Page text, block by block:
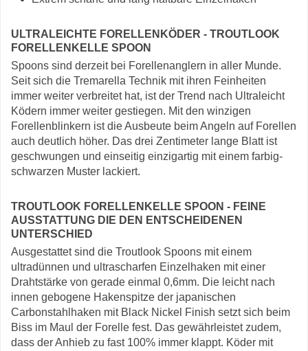
ULTRALEICHTE FORELLENKÖDER - TROUTLOOK
FORELLENKELLE SPOON
Spoons sind derzeit bei Forellenanglern in aller Munde.
Seit sich die Tremarella Technik mit ihren Feinheiten
immer weiter verbreitet hat, ist der Trend nach Ultraleicht
Ködern immer weiter gestiegen. Mit den winzigen
Forellenblinkern ist die Ausbeute beim Angeln auf Forellen
auch deutlich höher. Das drei Zentimeter lange Blatt ist
geschwungen und einseitig einzigartig mit einem farbig-
schwarzen Muster lackiert.
TROUTLOOK FORELLENKELLE SPOON - FEINE
AUSSTATTUNG DIE DEN ENTSCHEIDENEN
UNTERSCHIED
Ausgestattet sind die Troutlook Spoons mit einem
ultradünnen und ultrascharfen Einzelhaken mit einer
Drahtstärke von gerade einmal 0,6mm. Die leicht nach
innen gebogene Hakenspitze der japanischen
Carbonstahlhaken mit Black Nickel Finish setzt sich beim
Biss im Maul der Forelle fest. Das gewährleistet zudem,
dass der Anhieb zu fast 100% immer klappt. Köder mit